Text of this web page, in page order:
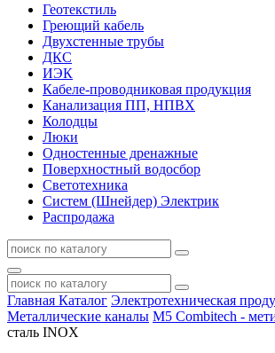
Геотекстиль
Греющий кабель
Двухстенные трубы
ДКС
ИЭК
Кабеле-проводниковая продукция
Канализация ПП, НПВХ
Колодцы
Люки
Одностенные дренажные
Поверхностный водосбор
Светотехника
Систем (Шнейдер) Электрик
Распродажа
Главная Каталог Электротехническая
Металлические каналы M5 Combitech -
сталь INOX